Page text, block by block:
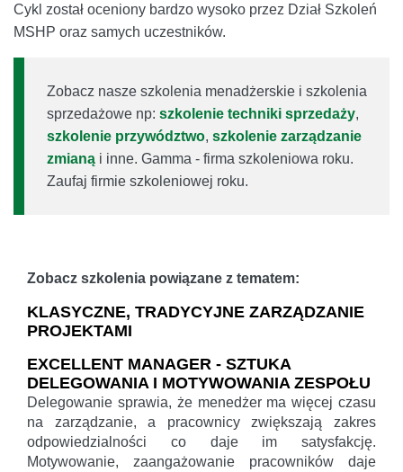
Cykl został oceniony bardzo wysoko przez Dział Szkoleń
MSHP oraz samych uczestników.
Zobacz nasze szkolenia menadżerskie i szkolenia
sprzedażowe np: szkolenie techniki sprzedaży,
szkolenie przywództwo, szkolenie zarządzanie
zmianą i inne. Gamma - firma szkoleniowa roku.
Zaufaj firmie szkoleniowej roku.
Zobacz szkolenia powiązane z tematem:
KLASYCZNE, TRADYCYJNE ZARZĄDZANIE
PROJEKTAMI
EXCELLENT MANAGER - SZTUKA
DELEGOWANIA I MOTYWOWANIA ZESPOŁU
Delegowanie sprawia, że menedżer ma więcej czasu
na zarządzanie, a pracownicy zwiększają zakres
odpowiedzialności co daje im satysfakcję.
Motywowanie, zaangażowanie pracowników daje